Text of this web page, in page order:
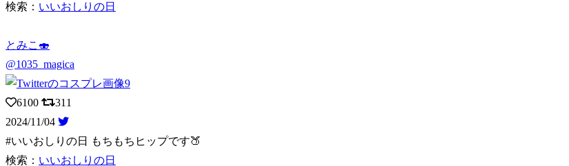
検索： いいおしりの日
とみこ🍣
@1035_magica
6100
311
2024/11/04
#いいおしりの日 もちもちヒップです🍑
検索： いいおしりの日